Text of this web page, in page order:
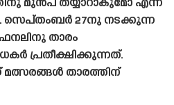
മുൻപ് തയ്യാറാകുമോ എന്ന
സെപ്‌തംബർ 27നു നടക്കുന്ന
താരം
പ്രതീക്ഷിക്കുന്നത്.
താരത്തിന്